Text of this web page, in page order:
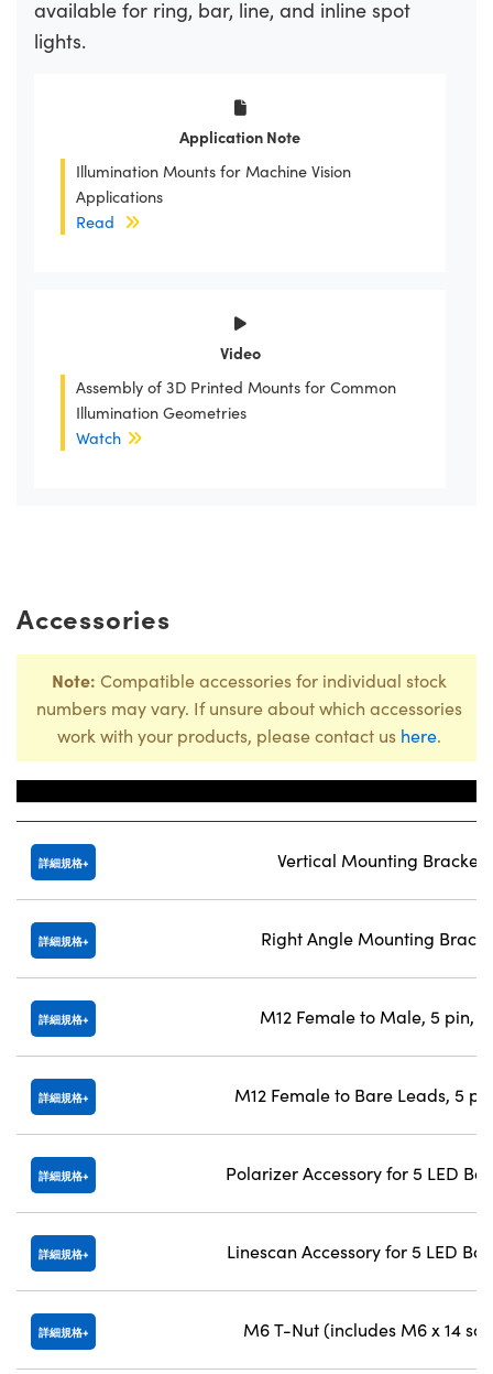
available for ring, bar, line, and inline spot
lights.
Application Note
Illumination Mounts for Machine Vision
Applications
Read
Video
Assembly of 3D Printed Mounts for Common
Illumination Geometries
Watch
Accessories
Note: Compatible accessories for individual stock
numbers may vary. If unsure about which accessories
work with your products, please contact us here.
詳細規格 Vertical Mounting Bracket
詳細規格 Right Angle Mounting
詳細規格 M12 Female to Male, 5 pin,
詳細規格 M12 Female to Bare Leads, 5
詳細規格 Polarizer Accessory for 5 LED
詳細規格 Linescan Accessory for 5 LED
詳細規格 M6 T-Nut (includes M6 x 14